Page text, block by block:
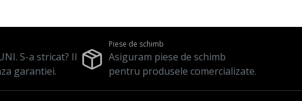
S-a stricat? Il
garantiei.
Piese de schimb
Asiguram piese de schimb
pentru produsele comercializate.